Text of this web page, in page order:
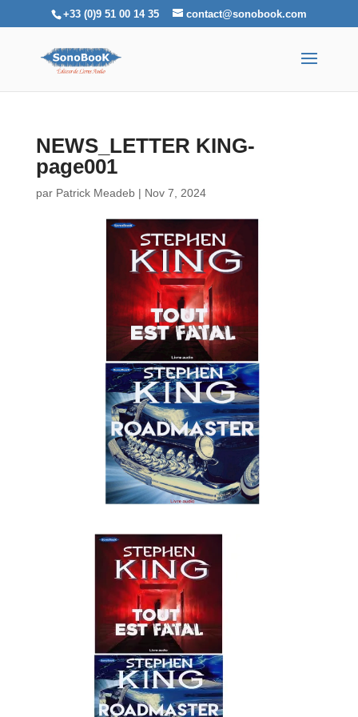
+33 (0)9 51 00 14 35 contact@sonobook.com
NEWS_LETTER KING-
page001
par Patrick Meadeb| Nov 7, 2024